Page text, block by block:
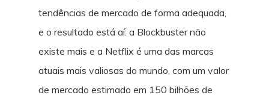
tendências de mercado de forma adequada,
e o resultado está aí: a Blockbuster não
existe mais e a Netflix é uma das marcas
atuais mais valiosas do mundo, com um valor
de mercado estimado em 150 bilhões de